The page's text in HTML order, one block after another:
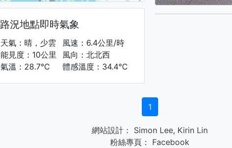
路況地點即時氣象
天氣：晴，少雲
能見度：10公里
氣溫：28.7°C
風速：6.4公里/時
風向：北北西
體感溫度：34.4°C
1
網站設計： Simon Lee, Kirin Lin
粉絲專頁：
Facebook